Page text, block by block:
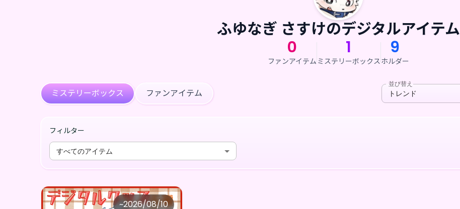
ふゆなぎ さすけのデジタルアイテム
0
ファンアイテム
1
ミステリーボックス
9
ホルダー
ミステリーボックス ファンアイテム
並び替え
トレンド
フィルター
すべてのアイテム
~2026/08/10
ふゆなぎ さすけ